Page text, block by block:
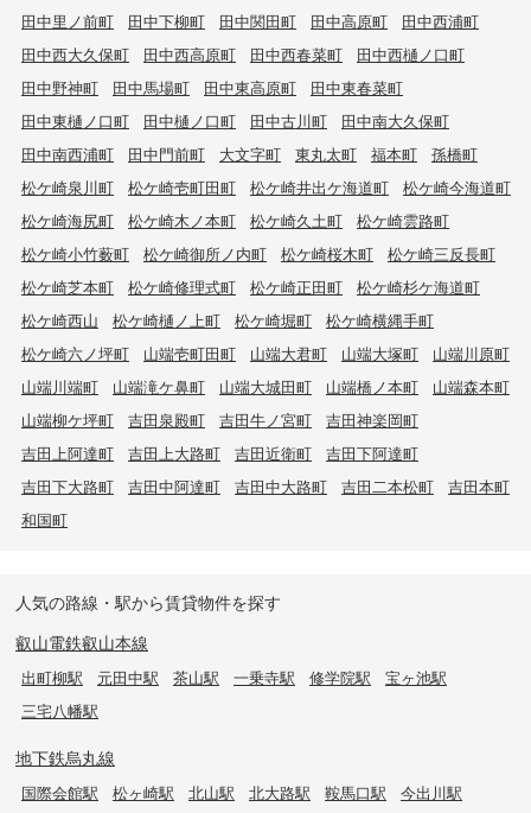
田中里ノ前町
田中下柳町 田中関田町 田中高原町
田中西浦町
田中西大久保町
田中西高原町 田中西春菜町
田中西樋ノ口町
田中野神町
田中馬場町 田中東高原町
田中東春菜町
田中東樋ノ口町
田中樋ノ口町 田中古川町
田中南大久保町
田中南西浦町
田中門前町 大文字町 東丸太町 福本町
孫橋町
松ケ崎泉川町
松ケ崎壱町田町 松ケ崎井出ケ海道町
松ケ崎今海道町
松ケ崎海尻町
松ケ崎木ノ本町 松ケ崎久土町
松ケ崎雲路町
松ケ崎小竹薮町
松ケ崎御所ノ内町 松ケ崎桜木町
松ケ崎三反長町
松ケ崎芝本町
松ケ崎修理式町 松ケ崎正田町
松ケ崎杉ケ海道町
松ケ崎西山
松ケ崎樋ノ上町 松ケ崎堀町
松ケ崎横縄手町
松ケ崎六ノ坪町
山端壱町田町 山端大君町 山端大塚町
山端川原町
山端川端町
山端滝ケ鼻町 山端大城田町 山端橋ノ本町
山端森本町
山端柳ケ坪町
吉田泉殿町 吉田牛ノ宮町
吉田神楽岡町
吉田上阿達町
吉田上大路町 吉田近衛町
吉田下阿達町
吉田下大路町
吉田中阿達町 吉田中大路町 吉田二本松町
吉田本町
和国町
人気の路線・駅から賃貸物件を探す
叡山電鉄叡山本線
出町柳駅 元田中駅 茶山駅 一乗寺駅 修学院駅
宝ヶ池駅
三宅八幡駅
地下鉄烏丸線
国際会館駅 松ヶ崎駅 北山駅 北大路駅 鞍馬口駅
今出川駅